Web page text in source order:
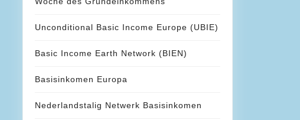
Unconditional Basic Income Europe (UBIE)
Basic Income Earth Network (BIEN)
Basisinkomen Europa
Nederlandstalig Netwerk Basisinkomen